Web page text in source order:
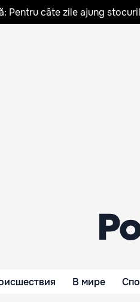
Pentru câte zile ajung
В мире